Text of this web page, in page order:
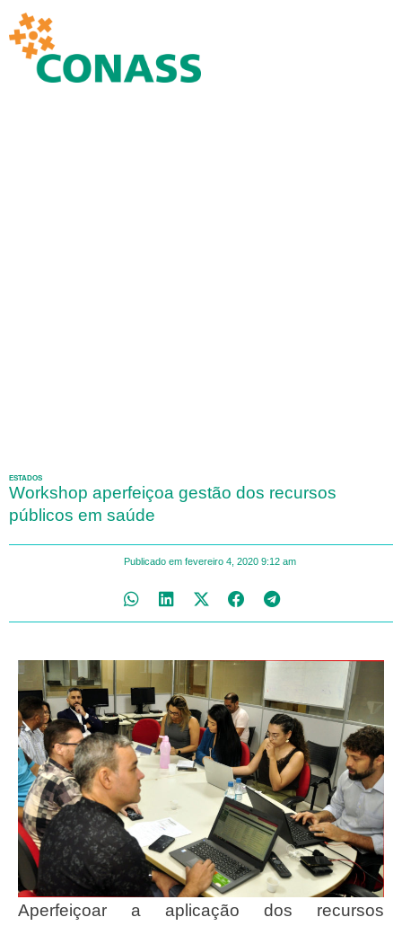
ESTADOS
Workshop aperfeiçoa gestão dos recursos
públicos em saúde
Publicado em fevereiro 4, 2020 9:12 am
Aperfeiçoar a aplicação dos recursos